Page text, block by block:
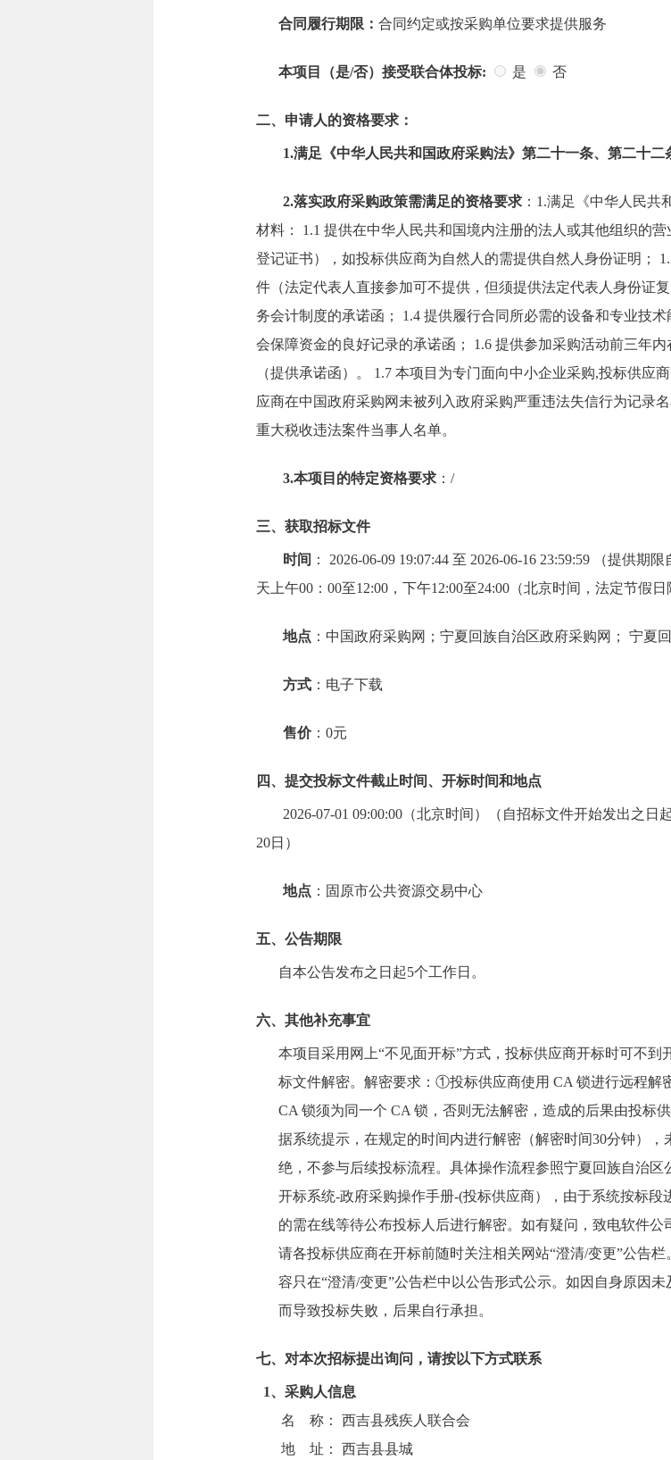
合同履行期限： 合同约定或按采购单位要求提供服务
本项目（是/否）接受联合体投标: 是 否
二、申请人的资格要求：
1.满足《中华人民共和国政府采购法》第二十一条、第二十二
2.落实政府采购政策需满足的资格要求 ：1.满足《中华人民
材料： 1.1 提供在中华人民共和国境内注册的法人或其他组织的
登记证书），如投标供应商为自然人的需提供自然人身份证明；
件（法定代表人直接参加可不提供，但须提供法定代表人身份证
务会计制度的承诺函； 1.4 提供履行合同所必需的设备和专业技
会保障资金的良好记录的承诺函； 1.6 提供参加采购活动前三年
（提供承诺函）。 1.7 本项目为专门面向中小企业采购,投标供应
应商在中国政府采购网未被列入政府采购严重违法失信行为记录
重大税收违法案件当事人名单。
3.本项目的特定资格要求 ：/
三、获取招标文件
时间 ： 2026-06-09 19:07:44 至 2026-06-16 23:59:59 （提供
天上午00：00至12:00，下午12:00至24:00（北京时间，法定节假日
地点 ：中国政府采购网；宁夏回族自治区政府采购网； 宁夏
方式 ：电子下载
售价：0元
四、提交投标文件截止时间、开标时间和地点
2026-07-01 09:00:00（北京时间）（自招标文件开始发出之
20日）
地点 ：固原市公共资源交易中心
五、公告期限
自本公告发布之日起5个工作日。
六、其他补充事宜
本项目采用网上“不见面开标”方式，投标供应商开标时可不
标文件解密。解密要求：①投标供应商使用 CA 锁进行远程解
CA 锁须为同一个 CA 锁，否则无法解密，造成的后果由投标
据系统提示，在规定的时间内进行解密（解密时间30分钟）
绝，不参与后续投标流程。具体操作流程参照宁夏回族自治
开标系统-政府采购操作手册-(投标供应商），由于系统按标段
的需在线等待公布投标人后进行解密。如有疑问，致电软件公
请各投标供应商在开标前随时关注相关网站“澄清/变更”公告
容只在“澄清/变更”公告栏中以公告形式公示。如因自身原因
而导致投标失败，后果自行承担。
七、对本次招标提出询问，请按以下方式联系
1、采购人信息
名 称： 西吉县残疾人联合会
地 址： 西吉县县城